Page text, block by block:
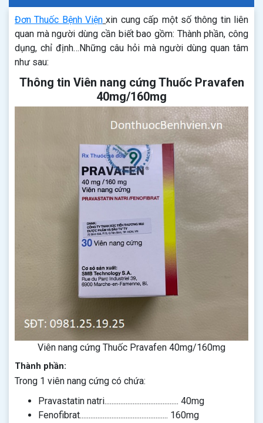
Đơn Thuốc Bệnh Viện xin cung cấp một số thông tin liên
quan mà người dùng cần biết bao gồm: Thành phần, công
dụng, chỉ định…Những câu hỏi mà người dùng quan tâm
như sau:
Thông tin Viên nang cứng Thuốc Pravafen
40mg/160mg
Viên nang cứng Thuốc Pravafen 40mg/160mg
Thành phần:
Trong 1 viên nang cứng có chứa:
Pravastatin natri.......................................... 40mg
Fenofibrat.................................................. 160mg